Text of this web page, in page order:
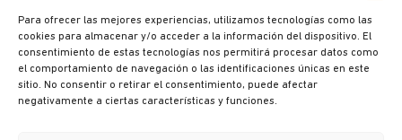
Para ofrecer las mejores experiencias, utilizamos tecnologías como las
cookies para almacenar y/o acceder a la información del dispositivo. El
consentimiento de estas tecnologías nos permitirá procesar datos como
el comportamiento de navegación o las identificaciones únicas en este
sitio. No consentir o retirar el consentimiento, puede afectar
negativamente a ciertas características y funciones.
© Ikusi 2026
Aviso legal